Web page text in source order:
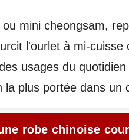
mini cheongsam,
l'ourlet à mi-
usages du
plus portée dans un
robe chinoise